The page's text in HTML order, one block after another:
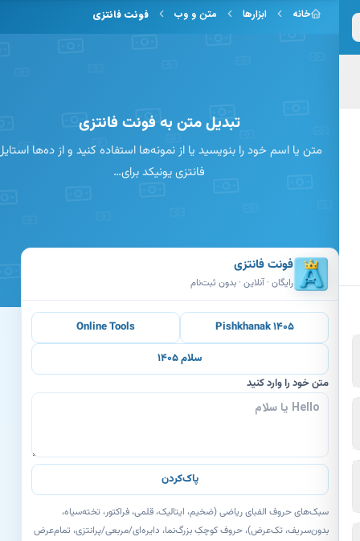
به محتوای اصلی
خانه ابزارها متن و وب فونت فانتزی
تبدیل متن به فونت فانتزی
متن یا اسم خود را بنویسید یا از نمونه‌ها استفاده کنید و از ده‌ها استایل
فانتزی یونیکد برای…
فونت فانتزی
رایگان · آنلاین · بدون ثبت‌نام
Pishkhanak 1405
Online Tools
سلام ۱۴۰۵
متن خود را وارد کنید
پاک‌کردن
سبک‌های حروف الفبای ریاضی (ضخیم، ایتالیک، قلمی، فراکتور، تخته‌سیاه،
بدون‌سریف، تک‌عرض)، حروف کوچکِ بزرگ‌نما، دایره‌ای/مربعی/پرانتزی، تمام‌عرض